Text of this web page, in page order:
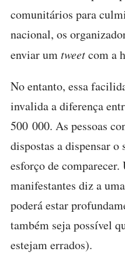
comunitários para
nacional, os
enviar umtweetcom a
No entanto, essa
invalida a diferença
500 000. As pessoas
dispostas a dispensar o
esforço de
manifestantes diz a
poderá estar
também seja possível
estejam errados).